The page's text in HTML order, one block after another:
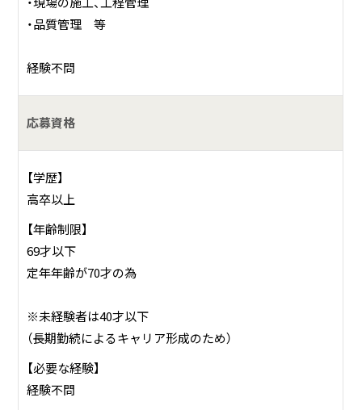
・品質管理 等
経験不問
応募資格
【学歴】
高卒以上
【年齢制限】
69才以下
定年年齢が70才の為
※未経験者は40才以下
（長期勤続によるキャリア形成のため）
【必要な経験】
経験不問